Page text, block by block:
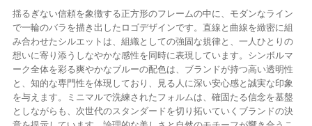
揺るぎない信頼を象徴する正方形のフレームの中に、モダンなライン
で一輪のバラを描き出したロゴデザインです。直線と曲線を緻密に組
み合わせたシルエットは、組織としての強固な規律と、一人ひとりの
想いに寄り添うしなやかな感性を同時に表現しています。シンボルマ
ーク全体を彩る爽やかなブルーの配色は、ブランドが持つ高い透明性
と、知的な専門性を体現しており、見る人に深い安心感と誠実な印象
を与えます。ミニマルで洗練されたフォルムは、確固たる信念を基盤
としながらも、次世代のスタンダードを切り拓いていくブランドの決